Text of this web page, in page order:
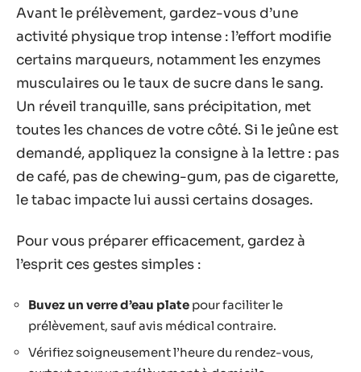
Avant le prélèvement, gardez-vous d’une
activité physique trop intense : l’effort modifie
certains marqueurs, notamment les enzymes
musculaires ou le taux de sucre dans le sang.
Un réveil tranquille, sans précipitation, met
toutes les chances de votre côté. Si le jeûne est
demandé, appliquez la consigne à la lettre : pas
de café, pas de chewing-gum, pas de cigarette,
le tabac impacte lui aussi certains dosages.
Pour vous préparer efficacement, gardez à
l’esprit ces gestes simples :
Buvez un verre d’eau plate pour faciliter le
prélèvement, sauf avis médical contraire.
Vérifiez soigneusement l’heure du rendez-vous,